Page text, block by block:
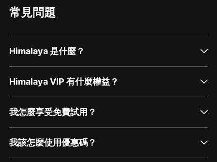
常見問題
Himalaya 是什麼？
Himalaya VIP 有什麼權益？
我怎麼享受免費試用？
我該怎麼使用優惠碼？